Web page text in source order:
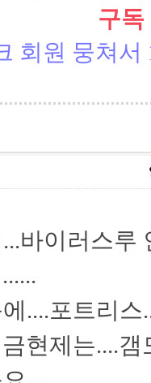
구독
회원 뭉쳐서
바이러스루
....포트리
현제는....